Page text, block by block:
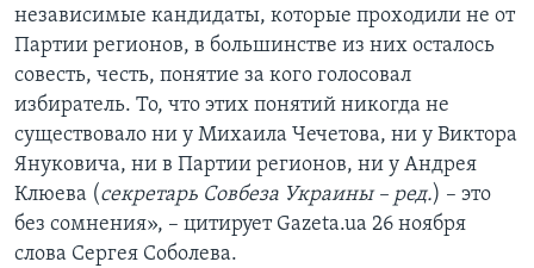
независимые кандидаты, которые проходили не от
Партии регионов, в большинстве из них осталось
совесть, честь, понятие за кого голосовал
избиратель. То, что этих понятий никогда не
существовало ни у Михаила Чечетова, ни у Виктора
Януковича, ни в Партии регионов, ни у Андрея
Клюева (секретарь Совбеза Украины – ред.) – это
без сомнения», – цитирует Gazeta.ua 26 ноября
слова Сергея Соболева.